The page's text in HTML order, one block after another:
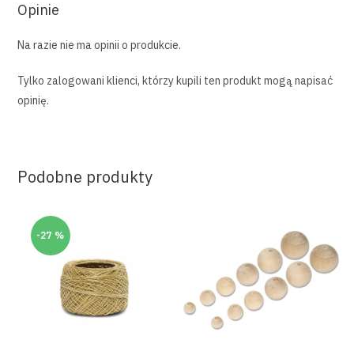
Opinie
Na razie nie ma opinii o produkcie.
Tylko zalogowani klienci, którzy kupili ten produkt mogą napisać
opinię.
Podobne produkty
-27 %